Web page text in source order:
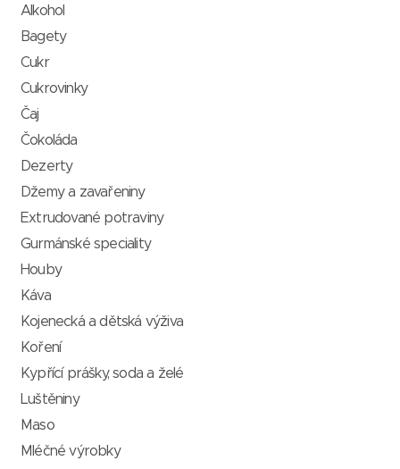
Alkohol
Bagety
Cukr
Cukrovinky
Čaj
Čokoláda
Dezerty
Džemy a zavařeniny
Extrudované potraviny
Gurmánské speciality
Houby
Káva
Kojenecká a dětská výživa
Koření
Kypřící prášky, soda a želé
Luštěniny
Maso
Mléčné výrobky